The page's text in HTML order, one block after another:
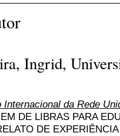
Ingrid,
Internacional da Rede
DE LIBRAS PARA
DE EXPERIÊNCIA